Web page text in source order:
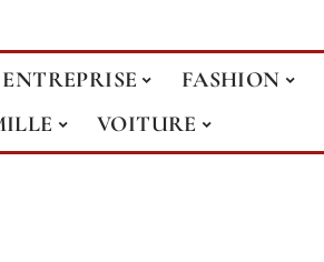
ENTREPRISE FASHION
VOITURE